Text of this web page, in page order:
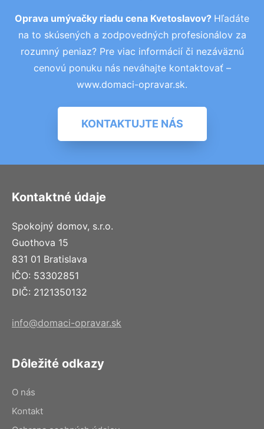
Oprava umývačky riadu cena Kvetoslavov? Hľadáte
na to skúsených a zodpovedných profesionálov za
rozumný peniaz? Pre viac informácií či nezáväznú
cenovú ponuku nás neváhajte kontaktovať –
www.domaci-opravar.sk.
KONTAKTUJTE NÁS
Kontaktné údaje
Spokojný domov, s.r.o.
Guothova 15
831 01 Bratislava
IČO: 53302851
DIČ: 2121350132
info@domaci-opravar.sk
Dôležité odkazy
O nás
Kontakt